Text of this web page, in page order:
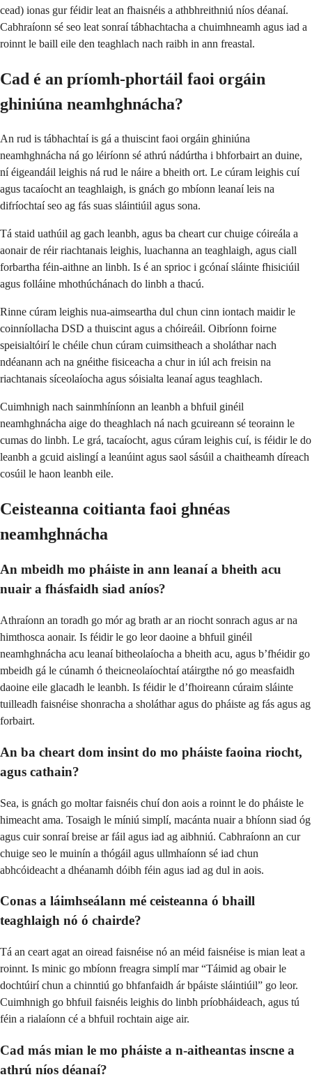
cead) ionas gur féidir leat an fhaisnéis a athbhreithniú níos déanaí.
Cabhraíonn sé seo leat sonraí tábhachtacha a chuimhneamh agus iad a
roinnt le baill eile den teaghlach nach raibh in ann freastal.
Cad é an príomh-phortáil faoi orgáin
ghiniúna neamhghnácha?
An rud is tábhachtaí is gá a thuiscint faoi orgáin ghiniúna
neamhghnácha ná go léiríonn sé athrú nádúrtha i bhforbairt an duine,
ní éigeandáil leighis ná rud le náire a bheith ort. Le cúram leighis cuí
agus tacaíocht an teaghlaigh, is gnách go mbíonn leanaí leis na
difríochtaí seo ag fás suas sláintiúil agus sona.
Tá staid uathúil ag gach leanbh, agus ba cheart cur chuige cóireála a
aonair de réir riachtanais leighis, luachanna an teaghlaigh, agus ciall
forbartha féin-aithne an linbh. Is é an sprioc i gcónaí sláinte fhisiciúil
agus folláine mhothúchánach do linbh a thacú.
Rinne cúram leighis nua-aimseartha dul chun cinn iontach maidir le
coinníollacha DSD a thuiscint agus a chóireáil. Oibríonn foirne
speisialtóirí le chéile chun cúram cuimsitheach a sholáthar nach
ndéanann ach na gnéithe fisiceacha a chur in iúl ach freisin na
riachtanais síceolaíocha agus sóisialta leanaí agus teaghlach.
Cuimhnigh nach sainmhíníonn an leanbh a bhfuil ginéil
neamhghnácha aige do theaghlach ná nach gcuireann sé teorainn le
cumas do linbh. Le grá, tacaíocht, agus cúram leighis cuí, is féidir le do
leanbh a gcuid aislingí a leanúint agus saol sásúil a chaitheamh díreach
cosúil le haon leanbh eile.
Ceisteanna coitianta faoi ghnéas
neamhghnácha
An mbeidh mo pháiste in ann leanaí a bheith acu
nuair a fhásfaidh siad aníos?
Athraíonn an toradh go mór ag brath ar an riocht sonrach agus ar na
himthosca aonair. Is féidir le go leor daoine a bhfuil ginéil
neamhghnácha acu leanaí bitheolaíocha a bheith acu, agus b’fhéidir go
mbeidh gá le cúnamh ó theicneolaíochtaí atáirgthe nó go measfaidh
daoine eile glacadh le leanbh. Is féidir le d’fhoireann cúraim sláinte
tuilleadh faisnéise shonracha a sholáthar agus do pháiste ag fás agus ag
forbairt.
An ba cheart dom insint do mo pháiste faoina riocht,
agus cathain?
Sea, is gnách go moltar faisnéis chuí don aois a roinnt le do pháiste le
himeacht ama. Tosaigh le míniú simplí, macánta nuair a bhíonn siad óg
agus cuir sonraí breise ar fáil agus iad ag aibhniú. Cabhraíonn an cur
chuige seo le muinín a thógáil agus ullmhaíonn sé iad chun
abhcóideacht a dhéanamh dóibh féin agus iad ag dul in aois.
Conas a láimhseálann mé ceisteanna ó bhaill
teaghlaigh nó ó chairde?
Tá an ceart agat an oiread faisnéise nó an méid faisnéise is mian leat a
roinnt. Is minic go mbíonn freagra simplí mar “Táimid ag obair le
dochtúirí chun a chinntiú go bhfanfaidh ár bpáiste sláintiúil” go leor.
Cuimhnigh go bhfuil faisnéis leighis do linbh príobháideach, agus tú
féin a rialaíonn cé a bhfuil rochtain aige air.
Cad más mian le mo pháiste a n-aitheantas inscne a
athrú níos déanaí?